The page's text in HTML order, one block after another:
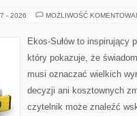
- 2026 MOŻLIWOŚĆ
Ekos-Sułów to inspirujący
który pokazuje, że
musi oznaczać wielkich
decyzji ani kosztownych
czytelnik może znaleźć